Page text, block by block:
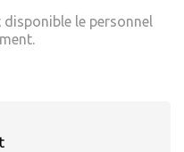
le personnel